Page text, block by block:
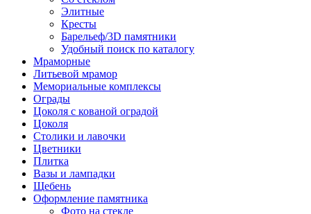
Элитные
Кресты
Барельеф/3D памятники
Удобный поиск по каталогу
Мраморные
Литьевой мрамор
Мемориальные комплексы
Ограды
Цоколя с кованой оградой
Цоколя
Столики и лавочки
Цветники
Плитка
Вазы и лампадки
Щебень
Оформление памятника
Фото на стекле